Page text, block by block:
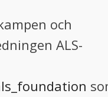
och
ALS-